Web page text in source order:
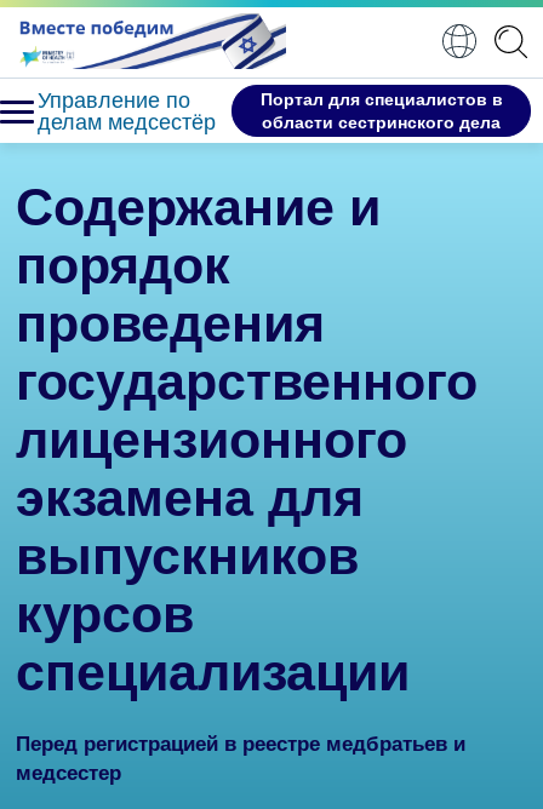
Управление по
делам медсестёр
Портал для специалистов в
области сестринского дела
Содержание и
порядок
проведения
государственного
лицензионного
экзамена для
выпускников
курсов
специализации
Перед регистрацией в реестре медбратьев и
медсестер